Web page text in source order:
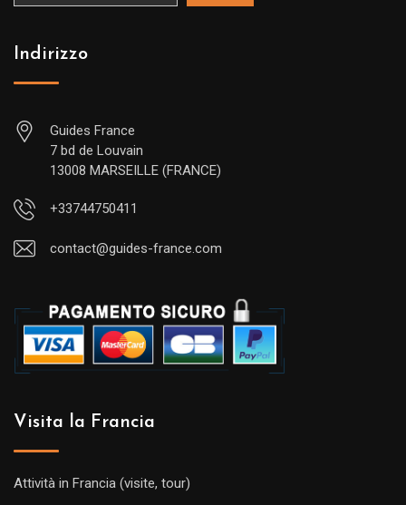
Indirizzo
Guides France
7 bd de Louvain
13008 MARSEILLE (FRANCE)
+33744750411
contact@guides-france.com
Visita la Francia
Attività in Francia (visite, tour)